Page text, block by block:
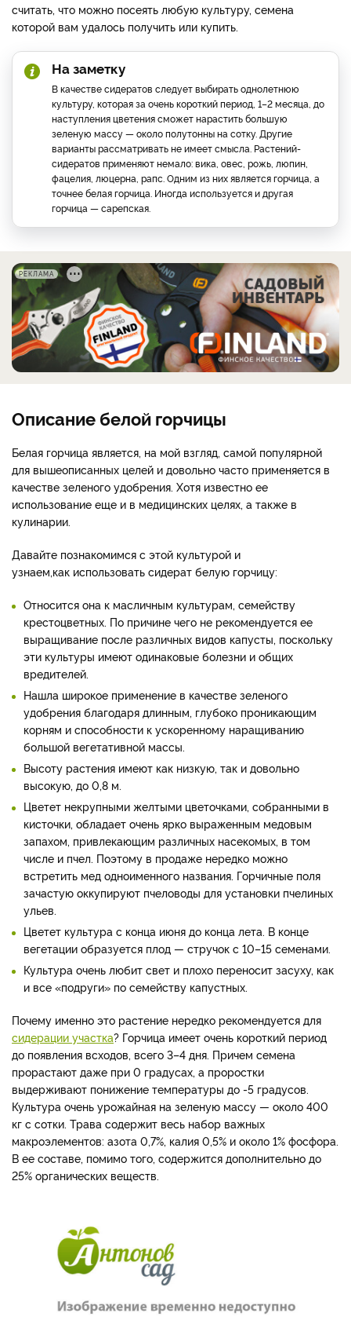
считать, что можно посеять любую культуру, семена
которой вам удалось получить или купить.
На заметку
В качестве сидератов следует выбирать однолетнюю
культуру, которая за очень короткий период, 1–2 месяца, до
наступления цветения сможет нарастить большую
зеленую массу — около полутонны на сотку. Другие
варианты рассматривать не имеет смысла. Растений-
сидератов применяют немало: вика, овес, рожь, люпин,
фацелия, люцерна, рапс. Одним из них является горчица, а
точнее белая горчица. Иногда используется и другая
горчица — сарепская.
РЕКЛАМА
Описание белой горчицы
Белая горчица является, на мой взгляд, самой популярной
для вышеописанных целей и довольно часто применяется в
качестве зеленого удобрения. Хотя известно ее
использование еще и в медицинских целях, а также в
кулинарии.
Давайте познакомимся с этой культурой и
узнаем,как использовать сидерат белую горчицу:
Относится она к масличным культурам, семейству
крестоцветных. По причине чего не рекомендуется ее
выращивание после различных видов капусты, поскольку
эти культуры имеют одинаковые болезни и общих
вредителей.
Нашла широкое применение в качестве зеленого
удобрения благодаря длинным, глубоко проникающим
корням и способности к ускоренному наращиванию
большой вегетативной массы.
Высоту растения имеют как низкую, так и довольно
высокую, до 0,8 м.
Цветет некрупными желтыми цветочками, собранными в
кисточки, обладает очень ярко выраженным медовым
запахом, привлекающим различных насекомых, в том
числе и пчел. Поэтому в продаже нередко можно
встретить мед одноименного названия. Горчичные поля
зачастую оккупируют пчеловоды для установки пчелиных
ульев.
Цветет культура с конца июня до конца лета. В конце
вегетации образуется плод — стручок с 10–15 семенами.
Культура очень любит свет и плохо переносит засуху, как
и все «подруги» по семейству капустных.
Почему именно это растение нередко рекомендуется для
сидерации участка? Горчица имеет очень короткий период
до появления всходов, всего 3–4 дня. Причем семена
прорастают даже при 0 градусах, а проростки
выдерживают понижение температуры до -5 градусов.
Культура очень урожайная на зеленую массу — около 400
кг с сотки. Трава содержит весь набор важных
макроэлементов: азота 0,7%, калия 0,5% и около 1% фосфора.
В ее составе, помимо того, содержится дополнительно до
25% органических веществ.